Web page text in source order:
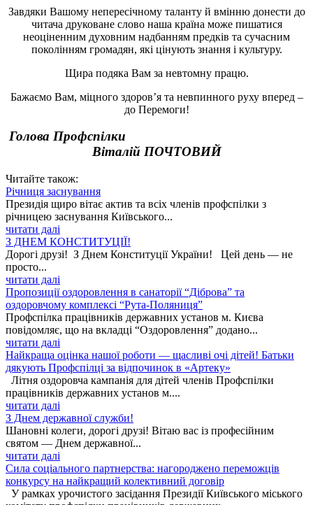
Завдяки Вашому непересічному таланту й вмінню донести до
читача друковане слово наша країна може пишатися
неоціненним духовним надбанням предків та сучасним
поколінням громадян, які цінують знання і культуру.
Щира подяка Вам за невтомну працю.
Бажаємо Вам, міцного здоров’я та невпинного руху вперед –
до Перемоги!
Голова Профспілки
Віталій ПОЧТОВИЙ
Читайте також:
Річниця заснування
Президія щиро вітає актив та всіх членів профспілки з
річницею заснування Київського...
читати далі
З ДНЕМ КОНСТИТУЦІЇ!
Дорогі друзі! З Днем Конституції України! Цей день — не
просто...
читати далі
Пропозиції оздоровлення в санаторії “Діброва” та
оздоровчому комплексі “Рута-Поляниця”
Профспілка працівників державних установ м. Києва
повідомляє, що на вкладці “Оздоровлення” додано...
читати далі
Найкраща оцінка нашої роботи — щасливі очі дітей! Батьки
дякують Профспілці за відпочинок в «Артеку»
Літня оздоровча кампанія для дітей членів Профспілки
працівників державних установ м....
читати далі
З Днем державної служби!
Шановні колеги, дорогі друзі! Вітаю вас із професійним
святом — Днем державної...
читати далі
Сила соціального партнерства: нагороджено переможців
конкурсу на найкращий колективний договір
У рамках урочистого засідання Президії Київського міського